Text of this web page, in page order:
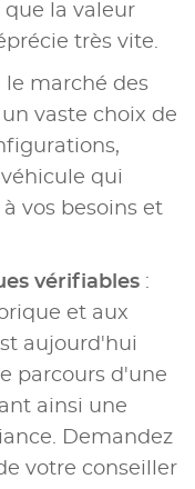
que la valeur
très vite.
le marché des
vaste choix de
qui
vos besoins et
vérifiables :
et aux
aujourd'hui
parcours d'une
ainsi une
Demandez
votre conseiller